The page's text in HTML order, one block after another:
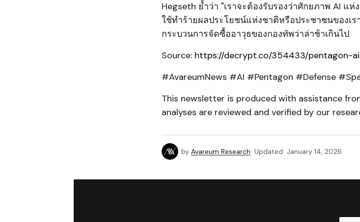
Hegseth ย้ำว่า "เราจะต้องรับรองว่าศักยภาพ AI แ
ใช้ทำร้ายผลประโยชน์แห่งชาติหรือประชาชนของเ
กระบวนการจัดซื้ออาวุธของกองทัพว่าล่าช้าเกินไป
Source: https://decrypt.co/354433/pentagon-
#AvareumNews #AI #Pentagon #Defense
This newsletter is produced with assistance
analyses are reviewed and verified by our
by Avareum Research Updated January 14, 2026